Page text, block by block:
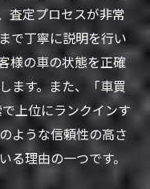
ポイント
引を実現
応力
た柔軟な対応
査定プロセスで安
査定プロセスが非常
で丁寧に説明を行い
様の車の状態を正確
ます。また、「車買
上位にランクインす
ような信頼性の高さ
る理由の一つです。